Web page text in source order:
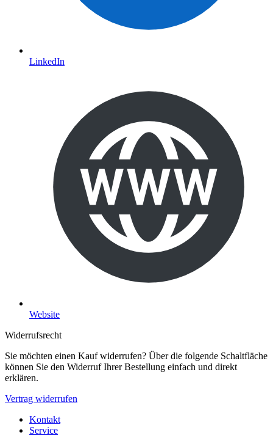
LinkedIn
Website
Widerrufsrecht
Sie möchten einen Kauf widerrufen? Über die folgende Schaltfläche
können Sie den Widerruf Ihrer Bestellung einfach und direkt
erklären.
Vertrag widerrufen
Kontakt
Service